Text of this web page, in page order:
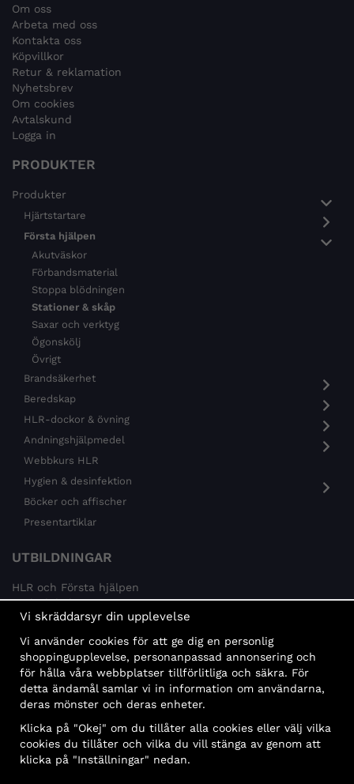
Om oss
Arbeta med oss
Kontakta oss
Köpvillkor
Retur & reklamation
Nyhetsbrev
Om cookies
Avtalskund
Logga in
PRODUKTER
Produkter
Hjärtstartare
Första hjälpen
Akutväskor
Förbandsmaterial
Stoppa blödningen
Stationer & skåp
Saxar och verktyg
Ögonskölj
Övrigt
Brandsäkerhet
Beredskap
HLR-dockor & övning
Andningshjälpmedel
Webbkurs HLR
Hygien & desinfektion
Böcker och affischer
Presentartiklar
UTBILDNINGAR
HLR och Första hjälpen
Psykisk hälsa
Brandskydd
MÅLGRUPPER
Offentlig sektor och företag
Privatpersoner
FakturaDelbetalning
Vi skräddarsyr din upplevelse
Vi använder cookies för att ge dig en personlig
shoppingupplevelse, personanpassad annonsering och
för hålla våra webbplatser tillförlitliga och säkra. För
detta ändamål samlar vi in information om användarna,
deras mönster och deras enheter.
Klicka på "Okej" om du tillåter alla cookies eller välj vilka
cookies du tillåter och vilka du vill stänga av genom att
klicka på "Inställningar" nedan.